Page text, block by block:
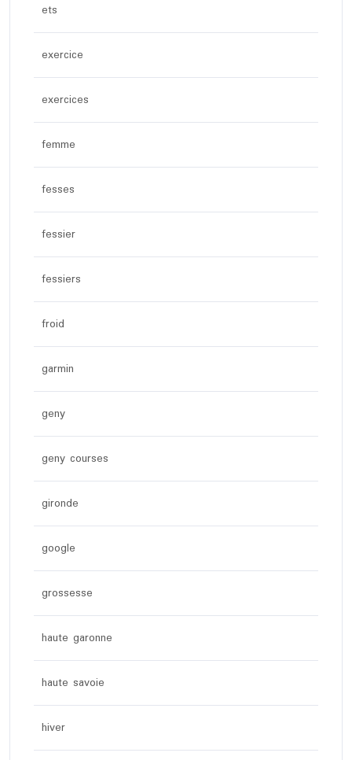
ets
exercice
exercices
femme
fesses
fessier
fessiers
froid
garmin
geny
geny courses
gironde
google
grossesse
haute garonne
haute savoie
hiver